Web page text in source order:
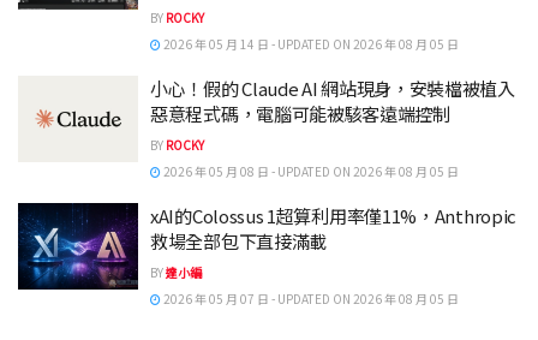
BY ROCKY
2026 年 05 月 14 日 - UPDATED ON 2026 年 08 月 05 日
小心！假的 Claude AI 網站現身，安裝檔被植入
惡意程式碼，電腦可能被駭客遠端控制
BY ROCKY
2026 年 05 月 08 日 - UPDATED ON 2026 年 08 月 05 日
xAI的Colossus 1超算利用率僅11%，Anthropic
救場全部包下直接滿載
BY達小編
2026 年 05 月 07 日 - UPDATED ON 2026 年 08 月 05 日